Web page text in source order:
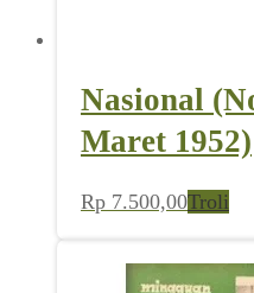
Nasional
Maret 1952)
Rp 7.500,00Troli